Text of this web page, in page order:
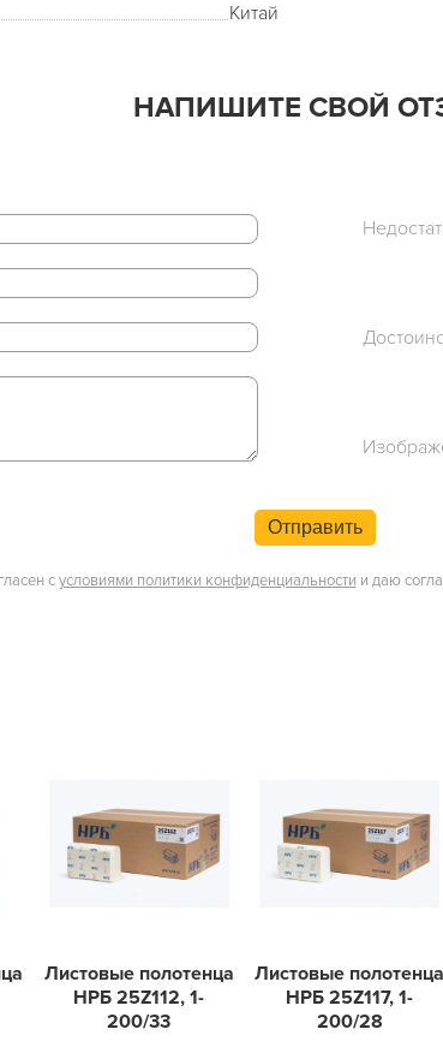
Китай
НАПИШИТЕ СВОЙ
Отправить
сусловиями политики конфиденциальности и даю
Листовые полотенца
НРБ 25Z112, 1-
200/33
Листовые полотенца
НРБ 25Z117, 1-
200/28